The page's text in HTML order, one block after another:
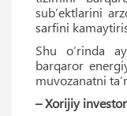
sub’ektlarini
sarfini
Shu o‘rinda
barqaror
muvozanatni
– Xorijiy